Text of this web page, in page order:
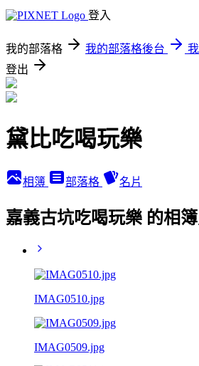
登入
我的部落格 我的部落格後台
登出
黛比吃喝玩樂
相簿 部落格 名片
嘉義古坑吃喝玩樂 的相
IMAG0510.jpg
IMAG0509.jpg